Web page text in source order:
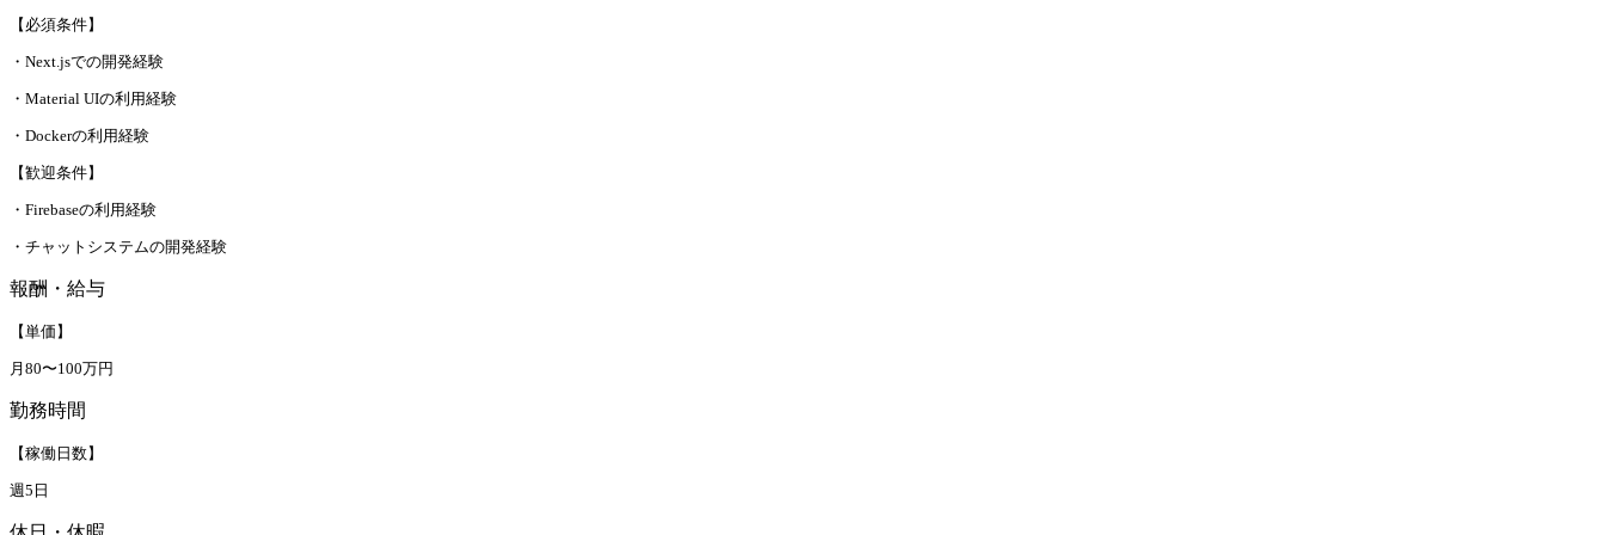
【必須条件】
・Next.jsでの開発経験
・Material UIの利用経験
・Dockerの利用経験
【歓迎条件】
・Firebaseの利用経験
・チャットシステムの開発経験
報酬・給与
【単価】
月80〜100万円
勤務時間
【稼働日数】
週5日